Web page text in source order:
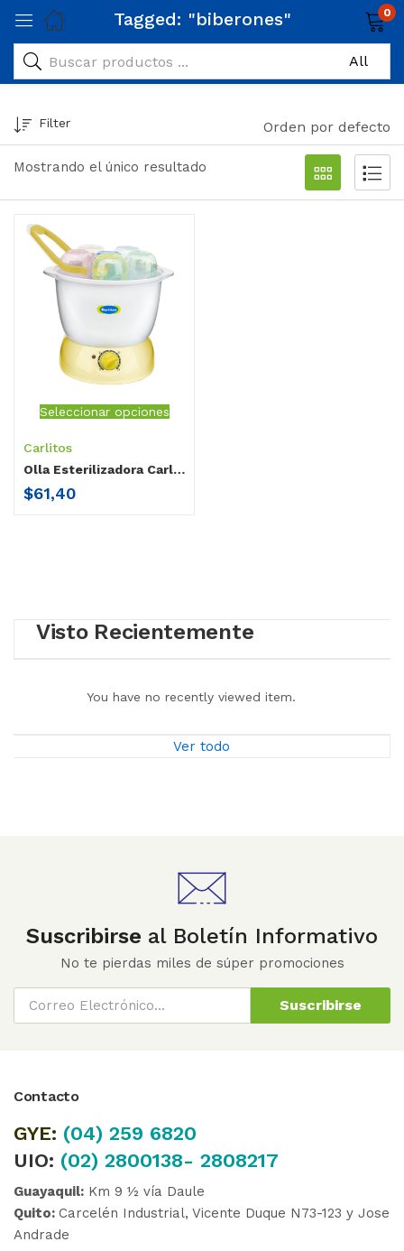
Tagged: "biberones" 0
Mostrando el único resultado
Filter Orden por defecto
Seleccionar opciones
Carlitos
Olla Esterilizadora Carlitos
$61,40
Visto Recientemente
You have no recently viewed item.
Ver todo
Suscribirse al Boletín Informativo
No te pierdas miles de súper promociones
Suscribirse
Contacto
GYE: (04) 259 6820
UIO: (02) 2800138- 2808217
Guayaquil: Km 9 ½ vía Daule
Quito: Carcelén Industrial, Vicente Duque N73-123 y Jose
Andrade